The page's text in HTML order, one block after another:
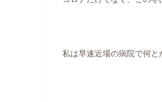
私は早速近場の病院で何と